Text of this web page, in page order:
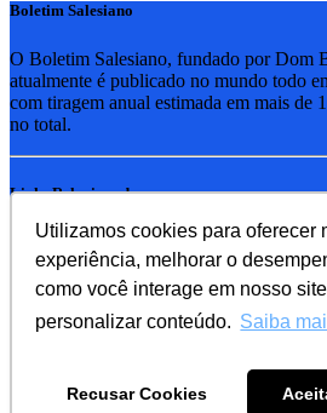
Utilizamos cookies para oferecer
experiência, melhorar o
como você interage em nosso
personalizar conteúdo. Saiba
Recusar Cookies
Boletim Salesiano
O Boletim Salesiano, fundado por Dom
atualmente é publicado no mundo todo
com tiragem anual estimada em mais de
no total.
Links Relacionados
RSB - Rede Salesiana Brasil
EDEBE - Editora
UPV - União pela Vida
Familia Salesiana
SDB - Salesianos de Dom Bosco
FMA - Filhas de Maria Auxiliadora